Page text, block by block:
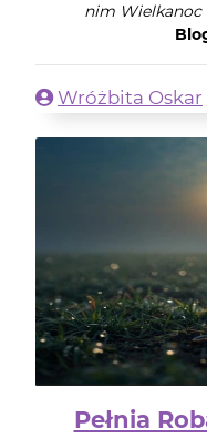
nim Wielkanoc
Wróżbita Oskar
Pełnia